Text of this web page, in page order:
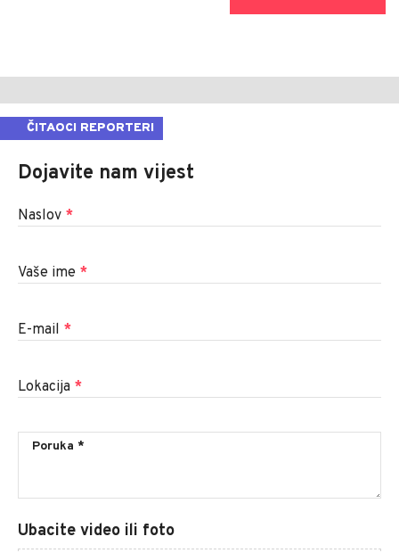
ČITAOCI REPORTERI
Dojavite nam vijest
Naslov *
Vaše ime *
E-mail *
Lokacija *
Ubacite video ili foto